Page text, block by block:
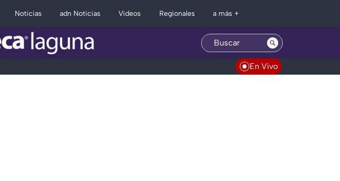
Noticias adn Noticias Videos Regionales a más +
En Vivo